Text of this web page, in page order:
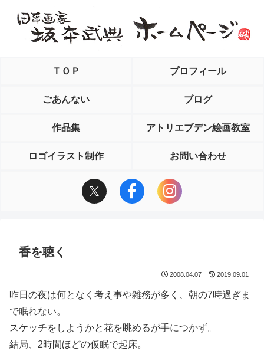
ＴＯＰ プロフィール
ごあんない ブログ
作品集 アトリエブデン絵画教室
ロゴイラスト制作 お問い合わせ
香を聴く
2008.04.07 2019.09.01
昨日の夜は何となく考え事や雑務が多く、朝の7時過ぎま
で眠れない。
スケッチをしようかと花を眺めるが手につかず。
結局、2時間ほどの仮眠で起床。